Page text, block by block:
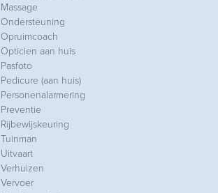
Massage
Ondersteuning
Opruimcoach
Opticien aan huis
Pasfoto
Pedicure (aan huis)
Personenalarmering
Preventie
Rijbewijskeuring
Tuinman
Uitvaart
Verhuizen
Vervoer